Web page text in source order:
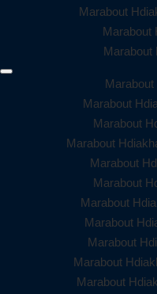
Marabout
Marabout
Marabout
Marabout
Marabout
Marabout
Marabout
Marabout
Marabout
Marabout
Marabout
Marabout
Marabout
Marabout